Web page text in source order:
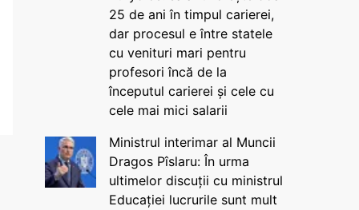
25 de ani în timpul carierei,
dar procesul e între statele
cu venituri mari pentru
profesori încă de la
începutul carierei și cele cu
cele mai mici salarii
Ministrul interimar al Muncii
Dragos Pîslaru: În urma
ultimelor discuții cu ministrul
Educației lucrurile sunt mult